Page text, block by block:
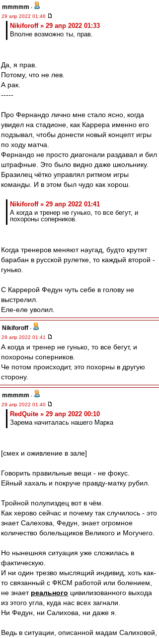
mmmmm -
29 апр 2022 01:46
Nikiforoff » 29 апр 2022 01:33
Вполне возможно ты, прав.
Да, я прав.
Потому, что не лев.
А рак.
-----
Про Фернандо лично мне стало ясно, когда
увидел на стадионе, как Каррера именно его
подзывал, чтобы донести новый концепт игры
по ходу матча.
Фернандо не просто диагонали раздавал и бил
штрафные. Это было видно даже школьнику.
Бразилец чётко управлял ритмом игры
команды. И в этом был чудо как хорош.
Nikiforoff » 29 апр 2022 01:41
А когда и тренер не гунько, то все бегут, и
похороны соперников.
Когда тренеров меняют наугад, будто крутят
барабан в русской рулетке, то каждый второй -
гунько.
С Каррерой Федун чуть себе в голову не
выстрелил.
Еле-еле уволил.
Nikiforoff -
29 апр 2022 01:41
А когда и тренер не гунько, то все бегут, и
похороны соперников.
Че потом происходит, это похорны в другую
сторону.
mmmmm -
29 апр 2022 01:40
RedQuite » 29 апр 2022 00:10
Зарема начиталась нашего Марка
[смех и оживление в зале]
Говорить правильные вещи - не фокус.
Ейный хахаль и покруче правду-матку рубил.
Тройной полупиздец вот в чём.
Как херово сейчас и почему так случилось - это
знает Салехова, Федун, знает огромное
количество болельщиков Великого и Могучего.
Но нынешняя ситуация уже сложилась в
фактическую.
И ни один трезво мыслящий индивид, хоть как-
то связанный с ФКСМ работой или болением,
не знает реального цивилизованного выхода
из этого угла, куда нас всех загнали.
Ни Федун, ни Салихова, ни даже я.
Ведь в ситуации, описанной мадам Салиховой,